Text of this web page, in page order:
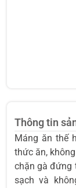
Thông tin
Máng ăn thế
thức ăn,
chặn gà đứng
sạch và